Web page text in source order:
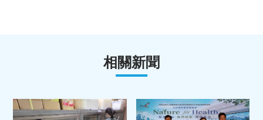
相關新聞